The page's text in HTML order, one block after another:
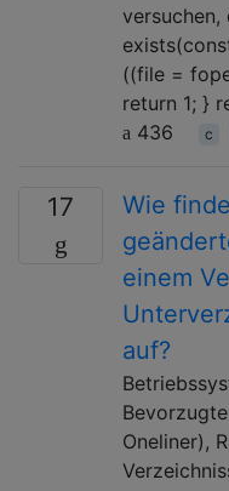
((file =
return 1; }
436
c
17
Wie
einem
auf?
Oneliner),